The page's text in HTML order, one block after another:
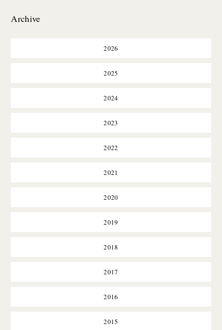
Archive
2026
2025
2024
2023
2022
2021
2020
2019
2018
2017
2016
2015